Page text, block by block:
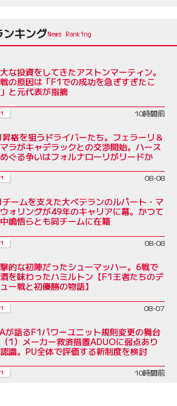
キング
な投資をしてきたアストンマーティン。
の原因は「F1での成功を急ぎすぎたこ
と元代表が指摘
10時間前
格を狙うドライバーたち。フェラーリ＆
ラがキャデラックとの交渉開始。ハース
ぐる争いはフォルナローリがリードか
08-08
ームを支えた大ベテランのルパート・マ
ォリングが49年のキャリアに幕。かつて
嶋悟らとも同チームに在籍
08-08
的な初陣だったシューマッハー。6戦で
を味わったハミルトン【F1王者たちのデ
ー戦と初優勝の物語】
08-07
が語るF1パワーユニット規則変更の舞台
1）メーカー救済措置ADUOに弱点あり
識。PU全体で評価する新制度を検討
10時間前